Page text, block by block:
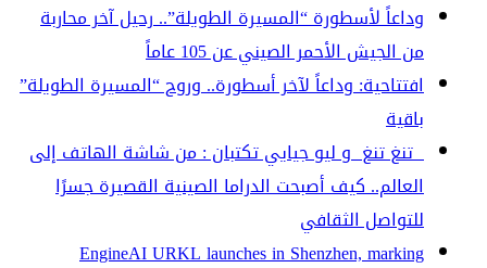
وداعاً لأسطورة “المسيرة الطويلة”.. رحيل آخر محاربة
من الجيش الأحمر الصيني عن 105 عاماً
افتتاحية: وداعاً لآخر أسطورة.. وروح “المسيرة الطويلة”
باقية
تنغ تنغ و ليو جيايي تكتبان : من شاشة الهاتف إلى
العالم.. كيف أصبحت الدراما الصينية القصيرة جسرًا
للتواصل الثقافي
EngineAI URKL launches in Shenzhen, marking